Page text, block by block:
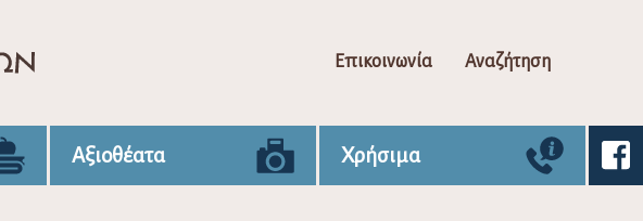
Επικοινωνία Αναζήτηση
Αξιοθέατα Χρήσιμα